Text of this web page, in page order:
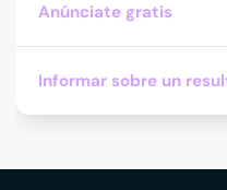
Anúnciate gratis
Informar sobre un